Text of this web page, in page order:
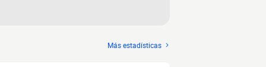
Más estadísticas